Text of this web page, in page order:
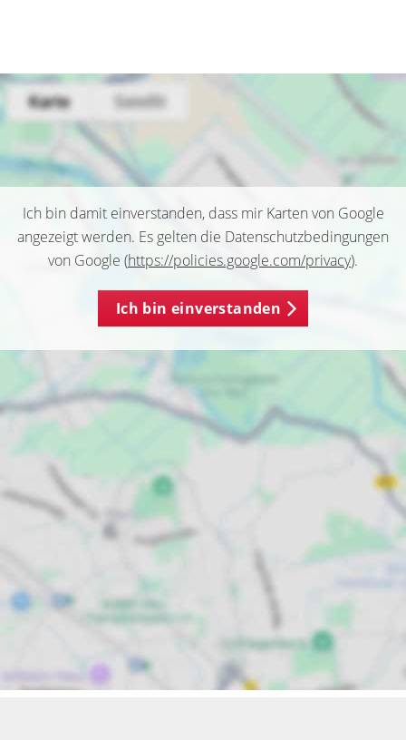
Ich bin damit einverstanden, dass mir Karten von Google
angezeigt werden. Es gelten die Datenschutzbedingungen
von Google (https://policies.google.com/privacy).
Ich bin einverstanden